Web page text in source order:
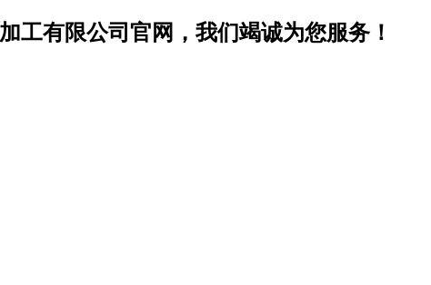
工有限公司官网，我们竭诚为您服务！